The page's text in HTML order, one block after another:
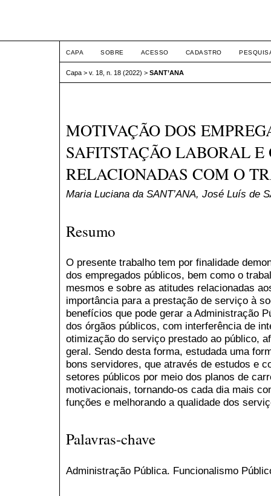
CAPA SOBRE ACESSO CADASTRO
Capa > v. 18, n. 18 (2022) > SANT’ANA
MOTIVAÇÃO DOS
SAFITSTAÇÃO LABORAL
RELACIONADAS COM O
Maria Luciana da SANT’ANA, José Luís de
Resumo
O presente trabalho tem por finalidade
dos empregados públicos, bem como o
mesmos e sobre as atitudes relacionadas
importância para a prestação de serviço à
benefícios que pode gerar a Administração
dos órgãos públicos, com interferência de
otimização do serviço prestado ao público,
geral. Sendo desta forma, estudada uma
bons servidores, que através de estudos e
setores públicos por meio dos planos de
motivacionais, tornando-os cada dia mais
funções e melhorando a qualidade dos
Palavras-chave
Administração Pública. Funcionalismo